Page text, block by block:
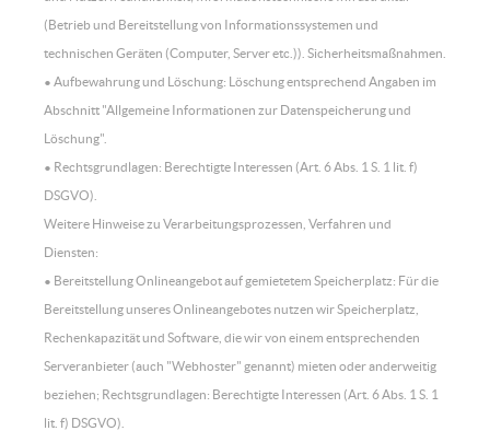
(Betrieb und Bereitstellung von Informationssystemen und
technischen Geräten (Computer, Server etc.)). Sicherheitsmaßnahmen.
• Aufbewahrung und Löschung: Löschung entsprechend Angaben im
Abschnitt "Allgemeine Informationen zur Datenspeicherung und
Löschung".
• Rechtsgrundlagen: Berechtigte Interessen (Art. 6 Abs. 1 S. 1 lit. f)
DSGVO).
Weitere Hinweise zu Verarbeitungsprozessen, Verfahren und
Diensten:
• Bereitstellung Onlineangebot auf gemietetem Speicherplatz: Für die
Bereitstellung unseres Onlineangebotes nutzen wir Speicherplatz,
Rechenkapazität und Software, die wir von einem entsprechenden
Serveranbieter (auch "Webhoster" genannt) mieten oder anderweitig
beziehen; Rechtsgrundlagen: Berechtigte Interessen (Art. 6 Abs. 1 S. 1
lit. f) DSGVO).